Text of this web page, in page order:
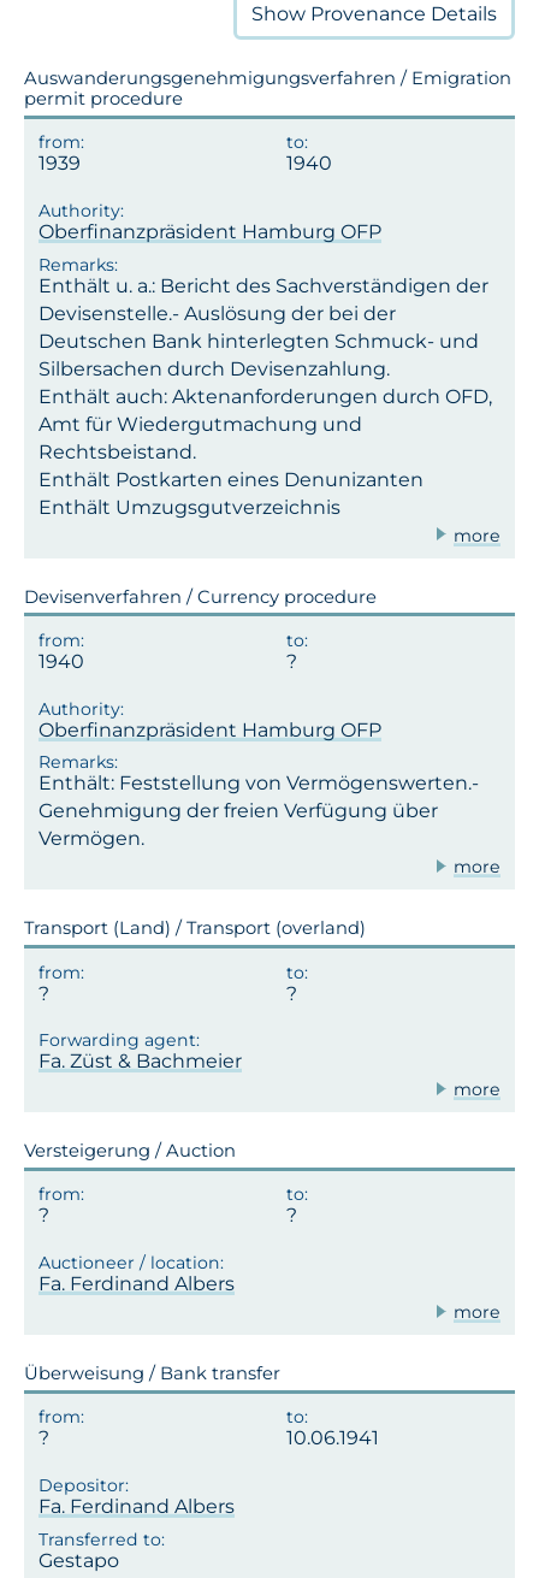
Show Provenance Details
Auswanderungsgenehmigungsverfahren / Emigration
permit procedure
1939 1940
Oberfinanzpräsident Hamburg OFP
Enthält u. a.: Bericht des Sachverständigen der
Devisenstelle.- Auslösung der bei der
Deutschen Bank hinterlegten Schmuck- und
Silbersachen durch Devisenzahlung.
Enthält auch: Aktenanforderungen durch OFD,
Amt für Wiedergutmachung und
Rechtsbeistand.
Enthält Postkarten eines Denunizanten
Enthält Umzugsgutverzeichnis
more
Devisenverfahren / Currency procedure
1940
Oberfinanzpräsident Hamburg OFP
Enthält: Feststellung von Vermögenswerten.-
Genehmigung der freien Verfügung über
Vermögen.
more
Transport (Land) / Transport (overland)
Fa. Züst & Bachmeier
more
Versteigerung / Auction
Fa. Ferdinand Albers
more
Überweisung / Bank transfer
10.06.1941
Fa. Ferdinand Albers
Gestapo